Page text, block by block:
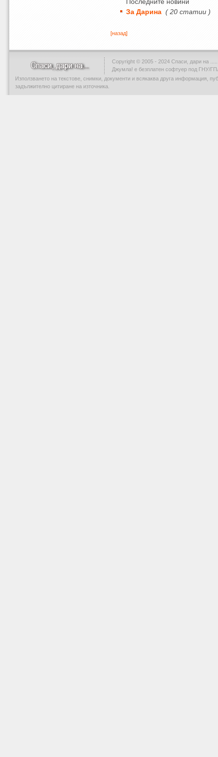
За Дарина ( 20 статии )
[назад]
Copyright © 2005 - 2024 Спаси, дари на .....
Джумла! е безплатен софтуер под ГНУ/
Използването на текстове, снимки, документи и всякаква друга информация,
задължително цитиране на източника.